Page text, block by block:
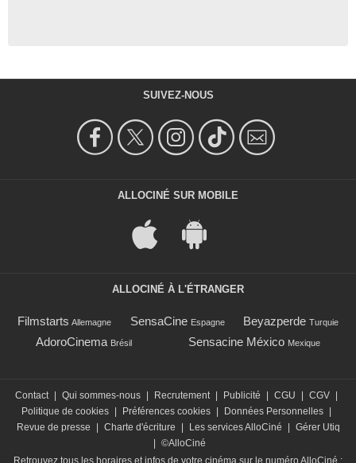
SUIVEZ-NOUS
ALLOCINÉ SUR MOBILE
ALLOCINÉ À L'ÉTRANGER
Filmstarts Allemagne SensaCine Espagne Beyazperde Turquie
AdoroCinema Brésil Sensacine México Mexique
Contact Qui sommes-nous Recrutement Publicité CGU CGV
Politique de cookies
Préférences cookies Données Personnelles
Revue de presse
Charte d'écriture Les services AlloCiné
Gérer Utiq
©AlloCiné
Retrouvez tous les horaires et infos de votre cinéma sur le numéro AlloCiné :